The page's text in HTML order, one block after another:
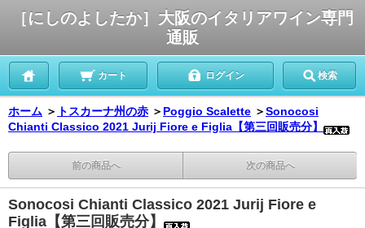
［にしのよしたか］大阪のイタリアワイン専門
通販
カート ログイン 検索
ホーム ＞ トスカーナ州の赤 ＞ Poggio Scalette ＞Sonocosi
Chianti Classico 2021 Jurij Fiore e Figlia【第三回販売分】
前の商品へ 次の商品へ
Sonocosi Chianti Classico 2021 Jurij Fiore e
Figlia【第三回販売分】